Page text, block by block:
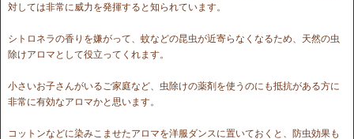
対しては非常に威力を発揮すると知られています。
シトロネラの香りを嫌がって、蚊などの昆虫が近寄らなくなるため、天然の虫
除けアロマとして役立ってくれます。
小さいお子さんがいるご家庭など、虫除けの薬剤を使うのにも抵抗がある方に
非常に有効なアロマかと思います。
コットンなどに染みこませたアロマを洋服ダンスに置いておくと、防虫効果も